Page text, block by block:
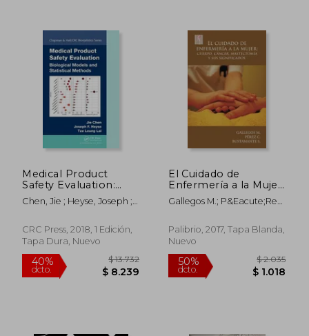
40%
dcto.
40%
dcto.
Medical Product
Safety Evaluation:
Biological Models and
Statistical Methods
Chen, Jie ; Heyse, Joseph ;
CRC Press, 2018, 1 Edición,
Tapa Dura, Nuevo
El Cuidado de
Enfermería a la Mujer;
Cuerpo, Cáncer,
Mastectomía y sus
Gallegos M.; P&Eacute;Rez
Palibrio, 2017, Tapa Blanda,
Nuevo